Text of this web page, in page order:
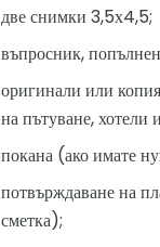
две снимки 3,5х4,5;
въпросник,
оригинали или
на пътуване, хотели
покана (ако имате
потвърждаване на
сметка);